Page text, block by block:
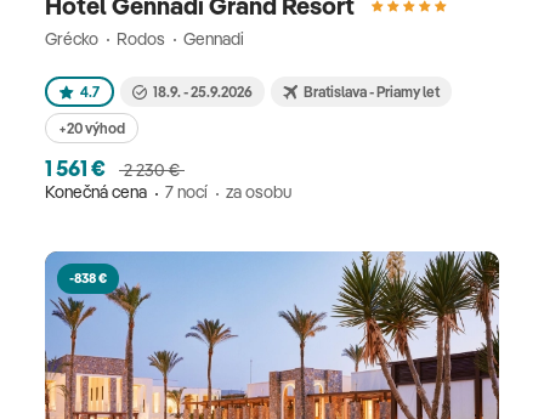
Grécko Rodos Gennadi
4.7 18.9. - 25.9.2026 Bratislava - Priamy let
+20 výhod
1 561 €
2 230 €
Konečná cena
7 nocí za osobu
-838 €